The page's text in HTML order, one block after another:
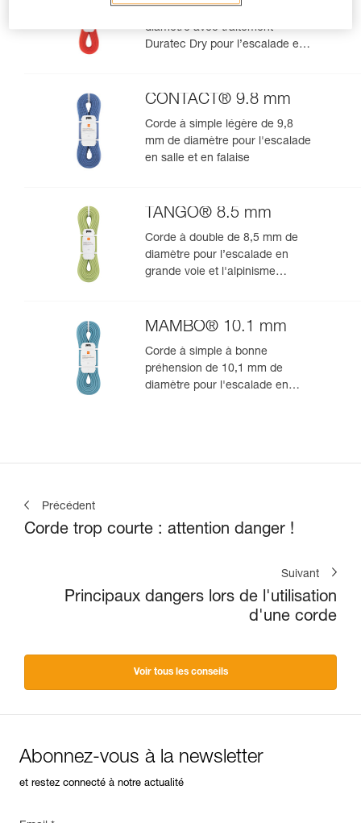
diamètre avec traitement
Duratec Dry pour l’escalade en
CONTACT® 9.8 mm
Corde à simple légère de 9,8
mm de diamètre pour l'escalade
en salle et en falaise
TANGO® 8.5 mm
Corde à double de 8,5 mm de
diamètre pour l’escalade en
grande voie et l'alpinisme
MAMBO® 10.1 mm
Corde à simple à bonne
préhension de 10,1 mm de
diamètre pour l'escalade en
Précédent
Corde trop courte : attention danger !
Suivant
Principaux dangers lors de l'utilisation
d'une corde
Voir tous les conseils
Abonnez-vous à la newsletter
et restez connecté à notre actualité